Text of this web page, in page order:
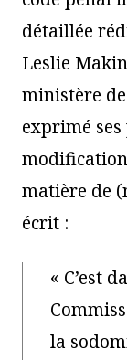
détaillée
Leslie
ministère
exprimé
matière de
écrit :
« C’est
la